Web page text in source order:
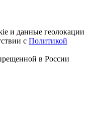
и данные геолокации
с Политикой
в России